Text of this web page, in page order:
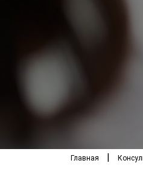
Главная